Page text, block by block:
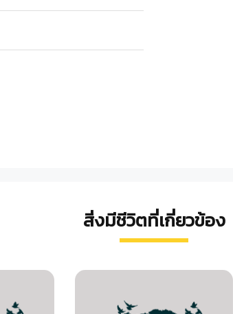
สิ่งมีชีวิตที่เกี่ยวข้อง